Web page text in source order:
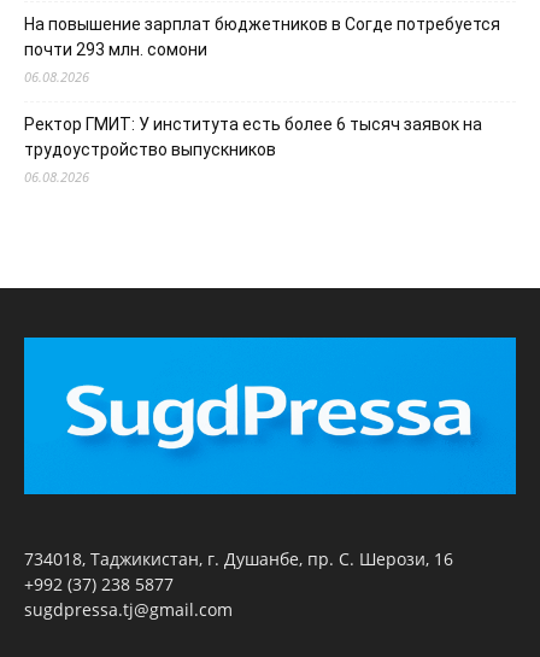
На повышение зарплат бюджетников в Согде потребуется
почти 293 млн. сомони
06.08.2026
Ректор ГМИТ: У института есть более 6 тысяч заявок на
трудоустройство выпускников
06.08.2026
734018, Таджикистан, г. Душанбе, пр. С. Шерози, 16
+992 (37) 238 5877
sugdpressa.tj@gmail.com